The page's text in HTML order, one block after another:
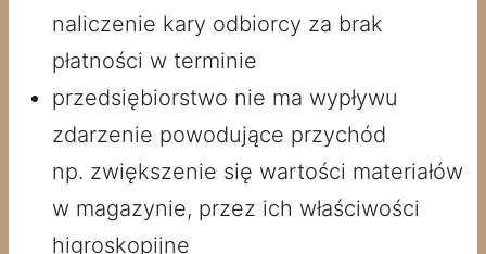
naliczenie kary odbiorcy za brak
płatności w terminie
przedsiębiorstwo nie ma wypływu
zdarzenie powodujące przychód
np. zwiększenie się wartości materiałów
w magazynie, przez ich właściwości
higroskopijne